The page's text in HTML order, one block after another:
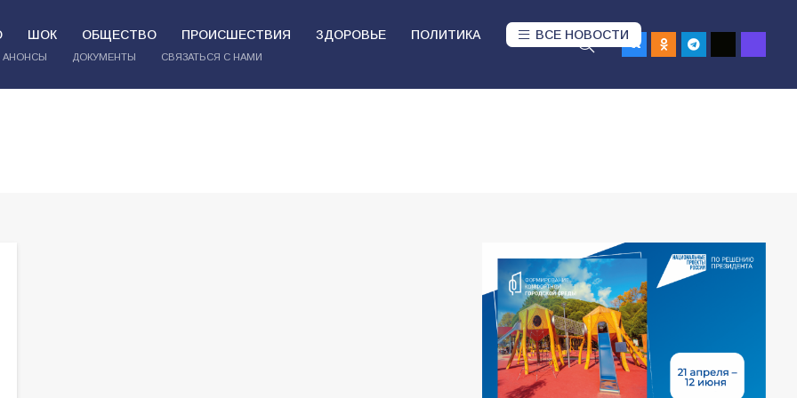
ШОК ОБЩЕСТВО ПРОИСШЕСТВИЯ ЗДОРОВЬЕ ПОЛИТИКА ВСЕ НОВОСТИ
АНОНСЫ ДОКУМЕНТЫ СВЯЗАТЬСЯ С НАМИ